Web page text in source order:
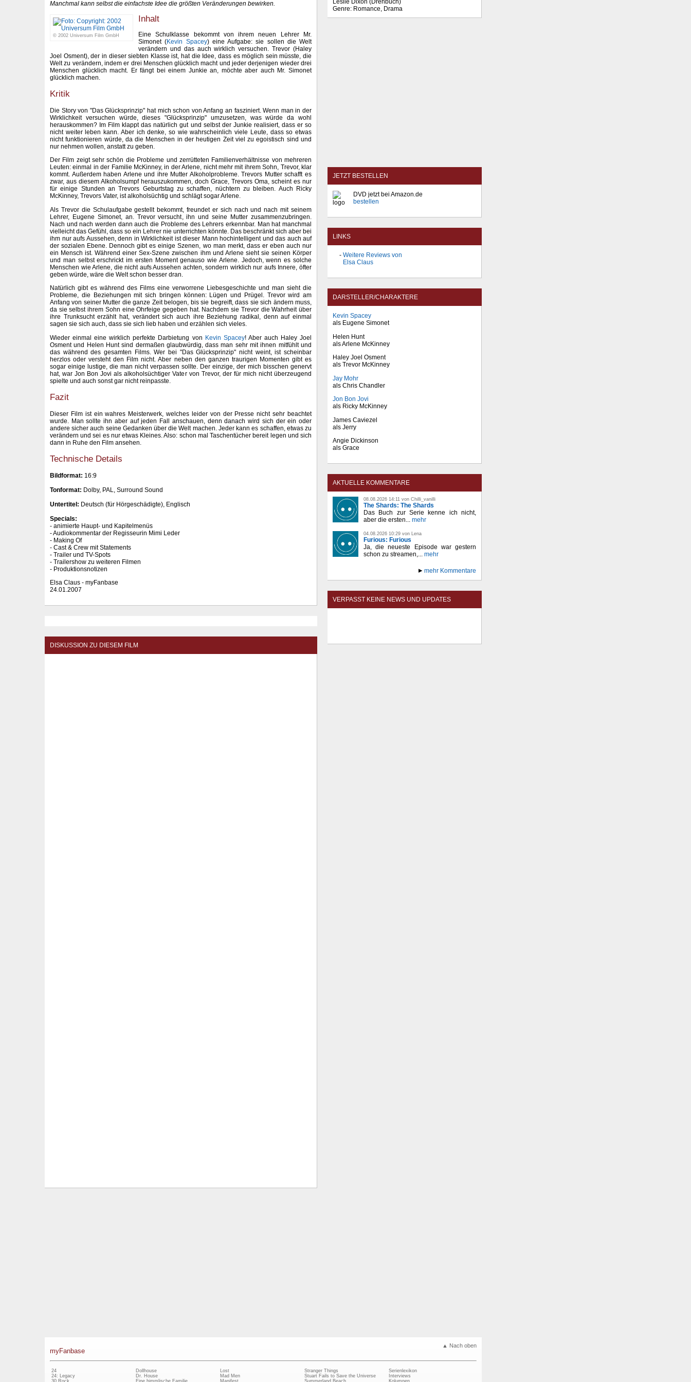
Manchmal kann selbst die einfachste Idee die größten Veränderungen bewirken.
© 2002 Universum Film GmbH
Inhalt
Eine Schulklasse bekommt von ihrem neuen Lehrer Mr.
Simonet (Kevin Spacey) eine Aufgabe: sie sollen die Welt
verändern und das auch wirklich versuchen. Trevor (Haley
Joel Osment), der in dieser siebten Klasse ist, hat die Idee, dass es möglich sein müsste, die
Welt zu verändern, indem er drei Menschen glücklich macht und jeder derjenigen wieder drei
Menschen glücklich macht. Er fängt bei einem Junkie an, möchte aber auch Mr. Simonet
glücklich machen.
Kritik
Die Story von "Das Glücksprinzip" hat mich schon von Anfang an fasziniert. Wenn man in der
Wirklichkeit versuchen würde, dieses "Glücksprinzip" umzusetzen, was würde da wohl
herauskommen? Im Film klappt das natürlich gut und selbst der Junkie realisiert, dass er so
nicht weiter leben kann. Aber ich denke, so wie wahrscheinlich viele Leute, dass so etwas
nicht funktionieren würde, da die Menschen in der heutigen Zeit viel zu egoistisch sind und
nur nehmen wollen, anstatt zu geben.
Der Film zeigt sehr schön die Probleme und zerrütteten Familienverhältnisse von mehreren
Leuten: einmal in der Familie McKinney, in der Arlene, nicht mehr mit ihrem Sohn, Trevor, klar
kommt. Außerdem haben Arlene und ihre Mutter Alkoholprobleme. Trevors Mutter schafft es
zwar, aus diesem Alkoholsumpf herauszukommen, doch Grace, Trevors Oma, scheint es nur
für einige Stunden an Trevors Geburtstag zu schaffen, nüchtern zu bleiben. Auch Ricky
McKinney, Trevors Vater, ist alkoholsüchtig und schlägt sogar Arlene.
Als Trevor die Schulaufgabe gestellt bekommt, freundet er sich nach und nach mit seinem
Lehrer, Eugene Simonet, an. Trevor versucht, ihn und seine Mutter zusammenzubringen.
Nach und nach werden dann auch die Probleme des Lehrers erkennbar. Man hat manchmal
vielleicht das Gefühl, dass so ein Lehrer nie unterrichten könnte. Das beschränkt sich aber bei
ihm nur aufs Aussehen, denn in Wirklichkeit ist dieser Mann hochintelligent und das auch auf
der sozialen Ebene. Dennoch gibt es einige Szenen, wo man merkt, dass er eben auch nur
ein Mensch ist. Während einer Sex-Szene zwischen ihm und Arlene sieht sie seinen Körper
und man selbst erschrickt im ersten Moment genauso wie Arlene. Jedoch, wenn es solche
Menschen wie Arlene, die nicht aufs Aussehen achten, sondern wirklich nur aufs Innere, öfter
geben würde, wäre die Welt schon besser dran.
Natürlich gibt es während des Films eine verworrene Liebesgeschichte und man sieht die
Probleme, die Beziehungen mit sich bringen können: Lügen und Prügel. Trevor wird am
Anfang von seiner Mutter die ganze Zeit belogen, bis sie begreift, dass sie sich ändern muss,
da sie selbst ihrem Sohn eine Ohrfeige gegeben hat. Nachdem sie Trevor die Wahrheit über
ihre Trunksucht erzählt hat, verändert sich auch ihre Beziehung radikal, denn auf einmal
sagen sie sich auch, dass sie sich lieb haben und erzählen sich vieles.
Wieder einmal eine wirklich perfekte Darbietung von Kevin Spacey! Aber auch Haley Joel
Osment und Helen Hunt sind dermaßen glaubwürdig, dass man sehr mit ihnen mitfühlt und
das während des gesamten Films. Wer bei "Das Glücksprinzip" nicht weint, ist scheinbar
herzlos oder versteht den Film nicht. Aber neben den ganzen traurigen Momenten gibt es
sogar einige lustige, die man nicht verpassen sollte. Der einzige, der mich bisschen genervt
hat, war Jon Bon Jovi als alkoholsüchtiger Vater von Trevor, der für mich nicht überzeugend
spielte und auch sonst gar nicht reinpasste.
Fazit
Dieser Film ist ein wahres Meisterwerk, welches leider von der Presse nicht sehr beachtet
wurde. Man sollte ihn aber auf jeden Fall anschauen, denn danach wird sich der ein oder
andere sicher auch seine Gedanken über die Welt machen. Jeder kann es schaffen, etwas zu
verändern und sei es nur etwas Kleines. Also: schon mal Taschentücher bereit legen und sich
dann in Ruhe den Film ansehen.
Technische Details
Bildformat: 16:9
Tonformat: Dolby, PAL, Surround Sound
Untertitel: Deutsch (für Hörgeschädigte), Englisch
Specials:
- animierte Haupt- und Kapitelmenüs
- Audiokommentar der Regisseurin Mimi Leder
- Making Of
- Cast & Crew mit Statements
- Trailer und TV-Spots
- Trailershow zu weiteren Filmen
- Produktionsnotizen
Elsa Claus - myFanbase
24.01.2007
DISKUSSION ZU DIESEM FILM
Leslie Dixon (Drehbuch)
Genre: Romance, Drama
JETZT BESTELLEN
DVD jetzt bei Amazon.de
bestellen
LINKS
Weitere Reviews von
Elsa Claus
DARSTELLER/CHARAKTERE
Kevin Spacey
als Eugene Simonet
Helen Hunt
als Arlene McKinney
Haley Joel Osment
als Trevor McKinney
Jay Mohr
als Chris Chandler
Jon Bon Jovi
als Ricky McKinney
James Caviezel
als Jerry
Angie Dickinson
als Grace
AKTUELLE KOMMENTARE
08.08.2026 14:11 von Chilli_vanilli
The Shards: The Shards
Das Buch zur Serie kenne ich nicht,
aber die ersten...
mehr
04.08.2026 10:29 von Lena
Furious: Furious
Ja, die neueste Episode war gestern
schon zu streamen,...
mehr
mehr Kommentare
VERPASST KEINE NEWS UND UPDATES
▲ Nach oben
myFanbase
24
24: Legacy
30 Rock
Dollhouse
Dr. House
Eine himmlische Familie
Lost
Mad Men
Manifest
Stranger Things
Stuart Fails to Save the Universe
Summerland Beach
Serienlexikon
Interviews
Kolumnen